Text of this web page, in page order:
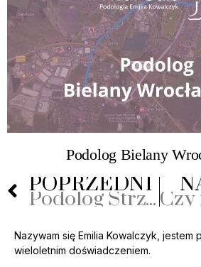
Podolog Bielany
POPRZEDNI
Podolog Strzelin
Nazywam się Emilia Kowalczyk, jestem
wieloletnim doświadczeniem.